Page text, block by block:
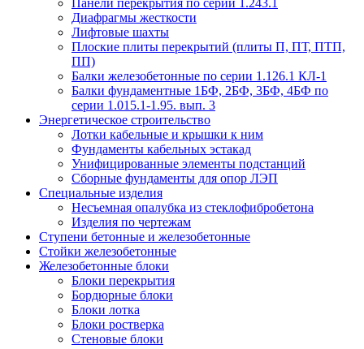
Панели перекрытия по серии 1.243.1
Диафрагмы жесткости
Лифтовые шахты
Плоские плиты перекрытий (плиты П, ПТ, ПТП,
ПП)
Балки железобетонные по серии 1.126.1 КЛ-1
Балки фундаментные 1БФ, 2БФ, 3БФ, 4БФ по
серии 1.015.1-1.95. вып. 3
Энергетическое строительство
Лотки кабельные и крышки к ним
Фундаменты кабельных эстакад
Унифицированные элементы подстанций
Сборные фундаменты для опор ЛЭП
Специальные изделия
Несъемная опалубка из стеклофибробетона
Изделия по чертежам
Ступени бетонные и железобетонные
Стойки железобетонные
Железобетонные блоки
Блоки перекрытия
Бордюрные блоки
Блоки лотка
Блоки ростверка
Стеновые блоки